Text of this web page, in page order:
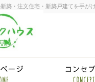
築・注文住宅・新築戸建てを手が